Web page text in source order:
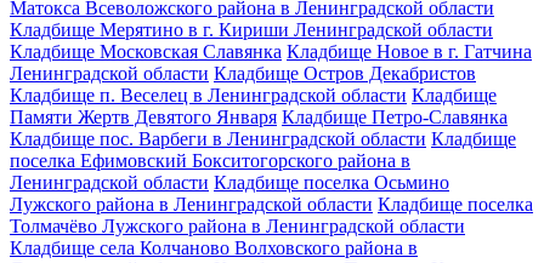
Матокса Всеволожского района в Ленинградской области
Кладбище Мерятино в г. Кириши Ленинградской области
Кладбище Московская Славянка Кладбище Новое в г. Гатчина
Ленинградской области Кладбище Остров Декабристов
Кладбище п. Веселец в Ленинградской области Кладбище
Памяти Жертв Девятого Января Кладбище Петро-Славянка
Кладбище пос. Варбеги в Ленинградской области Кладбище
поселка Ефимовский Бокситогорского района в
Ленинградской области Кладбище поселка Осьмино
Лужского района в Ленинградской области Кладбище поселка
Толмачёво Лужского района в Ленинградской области
Кладбище села Колчаново Волховского района в